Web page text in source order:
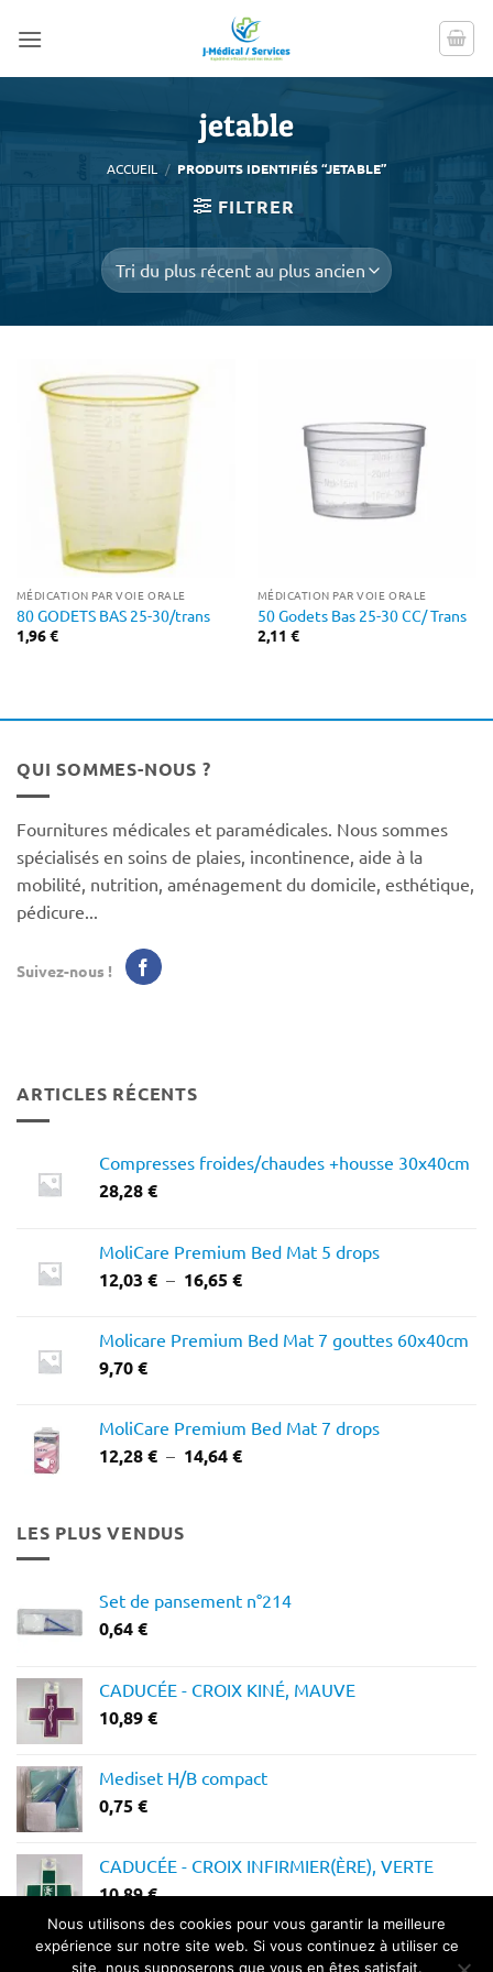
jetable
ACCUEIL / PRODUITS IDENTIFIÉS “JETABLE”
FILTRER
MÉDICATION PAR VOIE ORALE
80 GODETS BAS 25-30/trans
1,96€
MÉDICATION PAR VOIE ORALE
50 Godets Bas 25-30 CC/ Trans
2,11 €
QUI SOMMES-NOUS ?
Fournitures médicales et paramédicales. Nous sommes
spécialisés en soins de plaies, incontinence, aide à la
mobilité, nutrition, aménagement du domicile, esthétique,
pédicure...
Suivez-nous !
ARTICLES RÉCENTS
Compresses froides/chaudes +housse 30x40cm
28,28€
MoliCare Premium Bed Mat 5 drops
12,03 € – 16,65€Plage
12,03 €
Molicare Premium Bed Mat 7 gouttes 60x40cm
9,70€
MoliCare Premium Bed Mat 7 drops
12,28€ – 14,64€Plage
LES PLUS VENDUS
Set de pansement n°214
0,64€
CADUCÉE - CROIX KINÉ, MAUVE
10,89€
Mediset H/B compact
0,75€
CADUCÉE - CROIX INFIRMIER(ÈRE), VERTE
10,89€
Nous utilisons des cookies pour vous garantir la meilleure
expérience sur notre site web. Si vous continuez à utiliser ce
site, nous supposerons que vous en êtes satisfait.